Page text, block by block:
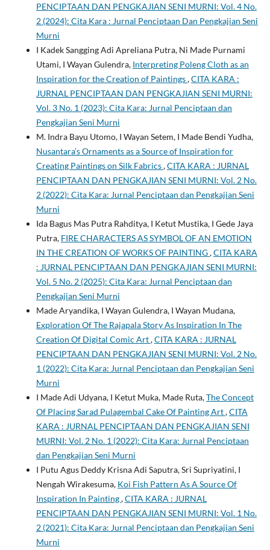
PENCIPTAAN DAN PENGKAJIAN SENI MURNI: Vol. 4 No.
2 (2024): Cita Kara : Jurnal Penciptaan Dan Pengkajian Seni
Murni
I Kadek Sangging Adi Apreliana Putra, Ni Made Purnami
Utami, I Wayan Gulendra, Interpreting Poleng Cloth as an
Inspiration for the Creation of Paintings,CITA KARA :
JURNAL PENCIPTAAN DAN PENGKAJIAN SENI MURNI:
Vol. 3 No. 1 (2023): Cita Kara: Jurnal Penciptaan dan
Pengkajian Seni Murni
M. Indra Bayu Utomo, I Wayan Setem, I Made Bendi Yudha,
Nusantara’s Ornaments as a Source of Inspiration for
Creating Paintings on Silk Fabrics,CITA KARA : JURNAL
PENCIPTAAN DAN PENGKAJIAN SENI MURNI: Vol. 2 No.
2 (2022): Cita Kara: Jurnal Penciptaan dan Pengkajian Seni
Murni
Ida Bagus Mas Putra Rahditya, I Ketut Mustika, I Gede Jaya
Putra, FIRE CHARACTERS AS SYMBOL OF AN EMOTION
IN THE CREATION OF WORKS OF PAINTING,CITA KARA
: JURNAL PENCIPTAAN DAN PENGKAJIAN SENI MURNI:
Vol. 5 No. 2 (2025): Cita Kara: Jurnal Penciptaan dan
Pengkajian Seni Murni
Made Aryandika, I Wayan Gulendra, I Wayan Mudana,
Exploration Of The Rajapala Story As Inspiration In The
Creation Of Digital Comic Art,CITA KARA : JURNAL
PENCIPTAAN DAN PENGKAJIAN SENI MURNI: Vol. 2 No.
1 (2022): Cita Kara: Jurnal Penciptaan dan Pengkajian Seni
Murni
I Made Adi Udyana, I Ketut Muka, Made Ruta,The Concept
Of Placing Sarad Pulagembal Cake Of Painting Art,CITA
KARA : JURNAL PENCIPTAAN DAN PENGKAJIAN SENI
MURNI: Vol. 2 No. 1 (2022): Cita Kara: Jurnal Penciptaan
dan Pengkajian Seni Murni
I Putu Agus Deddy Krisna Adi Saputra, Sri Supriyatini, I
Nengah Wirakesuma, Koi Fish Pattern As A Source Of
Inspiration In Painting,CITA KARA : JURNAL
PENCIPTAAN DAN PENGKAJIAN SENI MURNI: Vol. 1 No.
2 (2021): Cita Kara: Jurnal Penciptaan dan Pengkajian Seni
Murni